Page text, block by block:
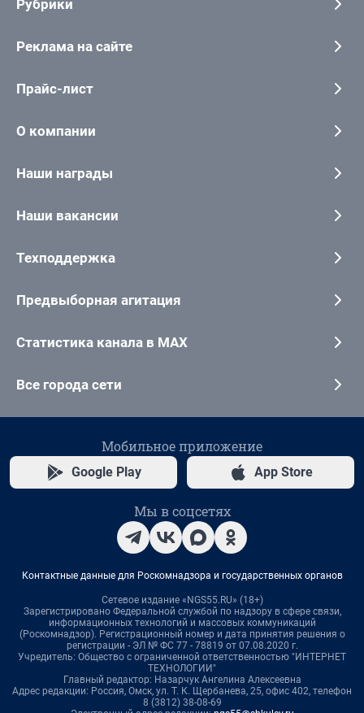
Рубрики
Реклама на сайте
Прайс-лист
О компании
Наши награды
Наши вакансии
Техподдержка
Предвыборная агитация
Статистика канала в MAX
Все города сети
Мобильное приложение
Google Play App Store
Мы в соцсетях
Контактные данные для Роскомнадзора и государственных органов
Сетевое издание «NGS55.RU» (18+)
Зарегистрировано Федеральной службой по надзору в сфере связи,
информационных технологий и массовых коммуникаций
(Роскомнадзор). Регистрационный номер и дата принятия решения о
регистрации - ЭЛ № ФС 77 - 78819 от 07.08.2020 г.
Учредитель: Общество с ограниченной ответственностью "ИНТЕРНЕТ
ТЕХНОЛОГИИ"
Главный редактор: Назарчук Ангелина Алексеевна
Адрес редакции: Россия, Омск, ул. Т. К. Щербанева, 25, офис 402, телефон
8 (3812) 38-08-69